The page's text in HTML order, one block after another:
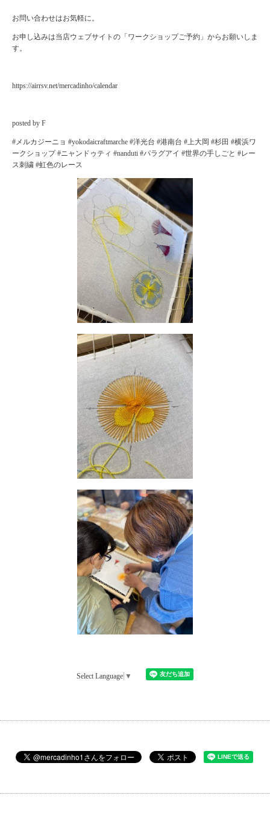
お問い合わせはお気軽に。
お申し込みは当店ウェブサイトの「ワークショップご予約」からお願いしま
す。
https://airrsv.net/mercadinho/calendar
posted by F
#メルカジーニョ #yokodaicraftmarche #洋光台 #港南台 #上大岡 #杉田 #横浜ワ
ークショップ #ニャンドゥティ #nanduti #パラグアイ #世界の手しごと #レー
ス刺繍 #虹色のレース
Select Language ▼